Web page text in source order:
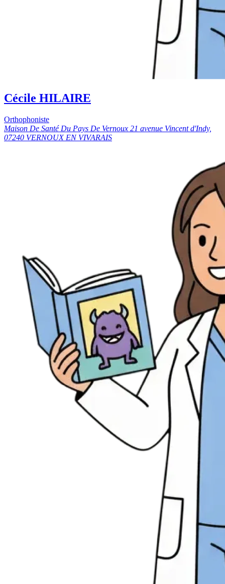
Cécile HILAIRE
Orthophoniste
Maison De Santé Du Pays De Vernoux 21 avenue Vincent d'Indy,
07240 VERNOUX EN VIVARAIS